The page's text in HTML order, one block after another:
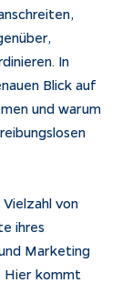
In
Blick auf
und warum
von
ihres
Marketing
Hier kommt